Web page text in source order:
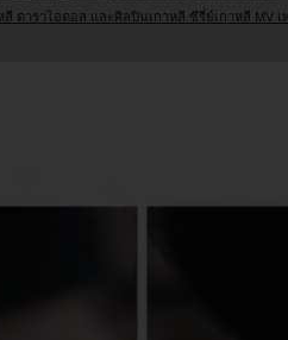
ลี ดาราไอดอล และศิลปินเกาหลี ซีรี่ย์เกาหลี MV